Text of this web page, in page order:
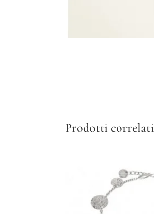
Prodotti correlati